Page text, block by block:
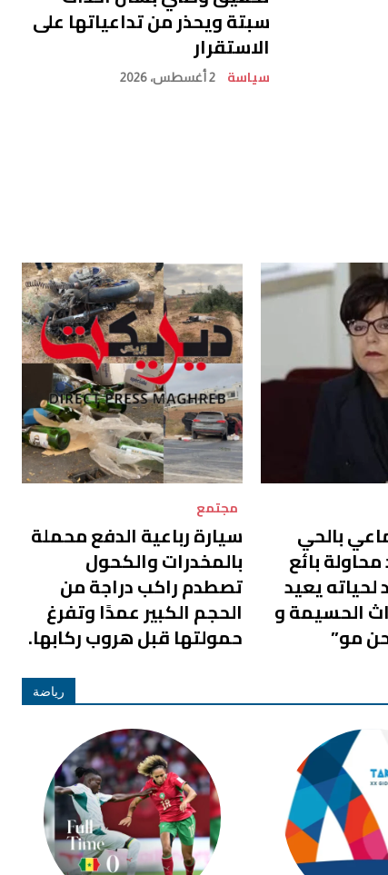
سبتة ويحذر من تداعياتها على
الاستقرار
سياسة 2 أغسطس، 2026
بالحي
بائع
يعيد
الحسيمة و
مو”
مجتمع
سيارة رباعية الدفع محملة
بالمخدرات والكحول
تصطدم راكب دراجة من
الحجم الكبير عمدًا وتفرغ
حمولتها قبل هروب ركابها.
رياضة